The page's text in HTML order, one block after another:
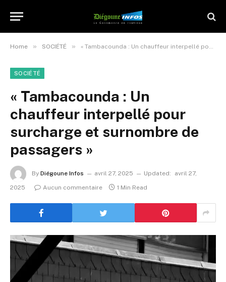
Home » SOCIÉTÉ » « Tambacounda : Un chauffeur interpellé pour surcharge et surnombre de passagers »
SOCIÉTÉ
« Tambacounda : Un
chauffeur interpellé pour
surcharge et surnombre de
passagers »
By Diégoune Infos avril 27, 2025 Updated:
avril 27,
2025
Aucun commentaire 1 Min Read